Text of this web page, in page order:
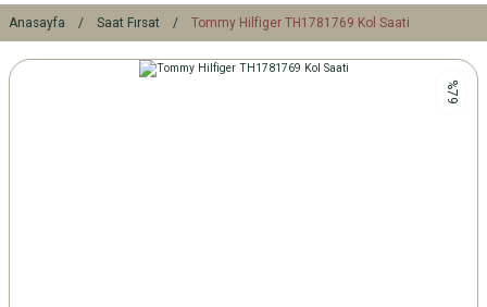
Anasayfa Saat Fırsat Tommy Hilfiger TH1781769 Kol Saati
%79